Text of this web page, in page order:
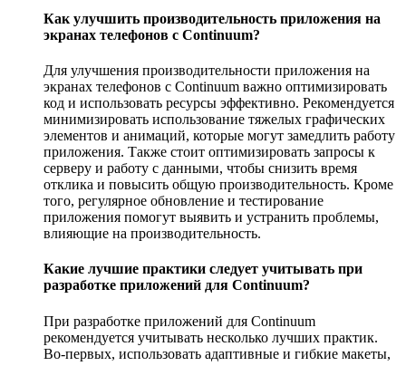
Как улучшить производительность приложения на
экранах телефонов с Continuum?
Для улучшения производительности приложения на
экранах телефонов с Continuum важно оптимизировать
код и использовать ресурсы эффективно. Рекомендуется
минимизировать использование тяжелых графических
элементов и анимаций, которые могут замедлить работу
приложения. Также стоит оптимизировать запросы к
серверу и работу с данными, чтобы снизить время
отклика и повысить общую производительность. Кроме
того, регулярное обновление и тестирование
приложения помогут выявить и устранить проблемы,
влияющие на производительность.
Какие лучшие практики следует учитывать при
разработке приложений для Continuum?
При разработке приложений для Continuum
рекомендуется учитывать несколько лучших практик.
Во-первых, использовать адаптивные и гибкие макеты,